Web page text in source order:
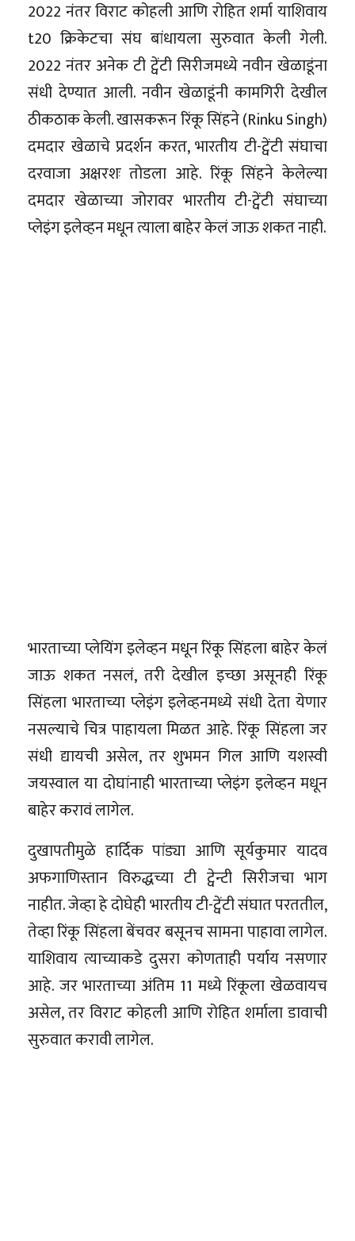
2022 नंतर विराट कोहली आणि रोहित शर्मा याशिवाय
t20 क्रिकेटचा संघ बांधायला सुरुवात केली गेली.
2022 नंतर अनेक टी ट्वेंटी सिरीजमध्ये नवीन खेळाडूंना
संधी देण्यात आली. नवीन खेळाडूंनी कामगिरी देखील
ठीकठाक केली. खासकरून रिंकू सिंहने (Rinku Singh)
दमदार खेळाचे प्रदर्शन करत, भारतीय टी-ट्वेंटी संघाचा
दरवाजा अक्षरशः तोडला आहे. रिंकू सिंहने केलेल्या
दमदार खेळाच्या जोरावर भारतीय टी-ट्वेंटी संघाच्या
प्लेइंग इलेव्हन मधून त्याला बाहेर केलं जाऊ शकत नाही.
भारताच्या प्लेयिंग इलेव्हन मधून रिंकू सिंहला बाहेर केलं
जाऊ शकत नसलं, तरी देखील इच्छा असूनही रिंकू
सिंहला भारताच्या प्लेइंग इलेव्हनमध्ये संधी देता येणार
नसल्याचे चित्र पाहायला मिळत आहे. रिंकू सिंहला जर
संधी द्यायची असेल, तर शुभमन गिल आणि यशस्वी
जयस्वाल या दोघांनाही भारताच्या प्लेइंग इलेव्हन मधून
बाहेर करावं लागेल.
दुखापतीमुळे हार्दिक पांड्या आणि सूर्यकुमार यादव
अफगाणिस्तान विरुद्धच्या टी ट्वेन्टी सिरीजचा भाग
नाहीत. जेव्हा हे दोघेही भारतीय टी-ट्वेंटी संघात परततील,
तेव्हा रिंकू सिंहला बेंचवर बसूनच सामना पाहावा लागेल.
याशिवाय त्याच्याकडे दुसरा कोणताही पर्याय नसणार
आहे. जर भारताच्या अंतिम 11 मध्ये रिंकूला खेळवायच
असेल, तर विराट कोहली आणि रोहित शर्माला डावाची
सुरुवात करावी लागेल.